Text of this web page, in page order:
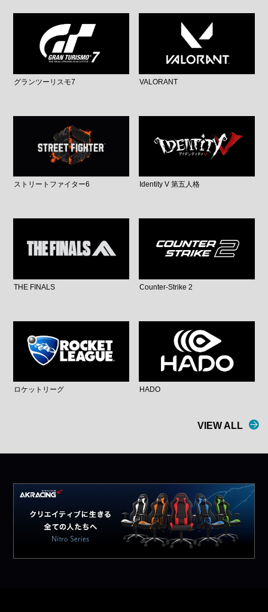
グランツーリスモ7 VALORANT
ストリートファイター6 Identity V 第五人格
THE FINALS Counter-Strike 2
ロケットリーグ HADO
VIEW ALL